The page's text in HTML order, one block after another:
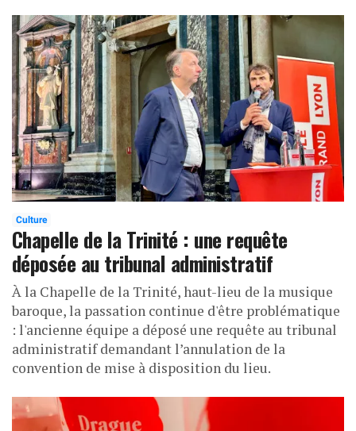
Culture
Chapelle de la Trinité : une requête
déposée au tribunal administratif
À la Chapelle de la Trinité, haut-lieu de la musique
baroque, la passation continue d'être problématique
: l'ancienne équipe a déposé une requête au tribunal
administratif demandant l’annulation de la
convention de mise à disposition du lieu.